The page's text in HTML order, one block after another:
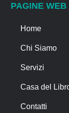
PAGINE WEB
Home
Chi Siamo
Servizi
Casa del
Contatti